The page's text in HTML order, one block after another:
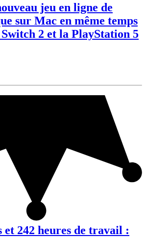
jeu en ligne de
sur Mac en même temps
2 et la PlayStation 5
et 242 heures de travail :